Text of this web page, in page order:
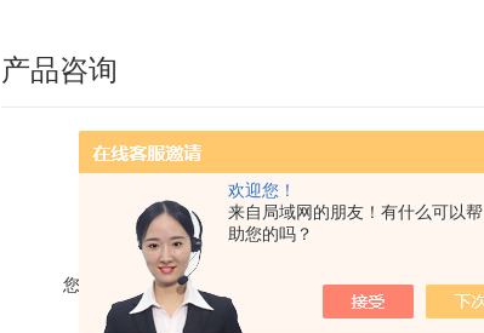
欢迎您！
来自局域网的朋友！有什么可以帮
助您的吗？
产品咨询
产品：
您的单位：